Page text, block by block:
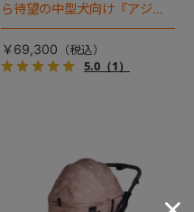
ら待望の中型犬向け『アジャ
イル２』 登場！耐荷重30kg
で、しかも1秒・自動収納機能
搭載！！
￥69,300
5.0（1）